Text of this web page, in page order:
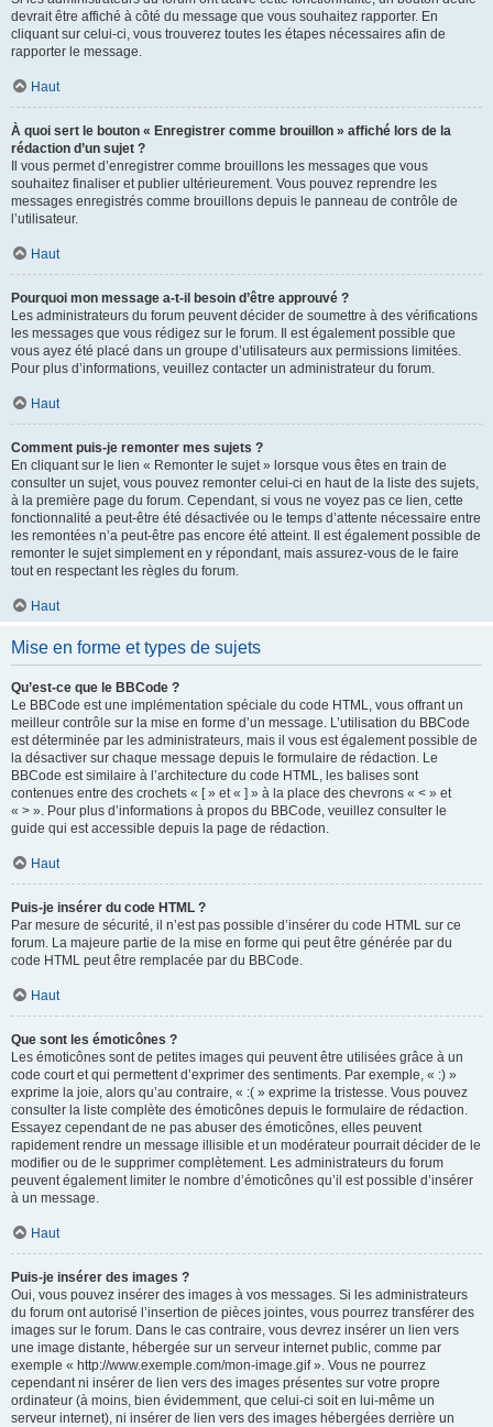
devrait être affiché à côté du message que vous souhaitez rapporter. En
cliquant sur celui-ci, vous trouverez toutes les étapes nécessaires afin de
rapporter le message.
Haut
À quoi sert le bouton « Enregistrer comme brouillon » affiché lors de la
rédaction d’un sujet ?
Il vous permet d’enregistrer comme brouillons les messages que vous
souhaitez finaliser et publier ultérieurement. Vous pouvez reprendre les
messages enregistrés comme brouillons depuis le panneau de contrôle de
l’utilisateur.
Haut
Pourquoi mon message a-t-il besoin d’être approuvé ?
Les administrateurs du forum peuvent décider de soumettre à des vérifications
les messages que vous rédigez sur le forum. Il est également possible que
vous ayez été placé dans un groupe d’utilisateurs aux permissions limitées.
Pour plus d’informations, veuillez contacter un administrateur du forum.
Haut
Comment puis-je remonter mes sujets ?
En cliquant sur le lien « Remonter le sujet » lorsque vous êtes en train de
consulter un sujet, vous pouvez remonter celui-ci en haut de la liste des sujets,
à la première page du forum. Cependant, si vous ne voyez pas ce lien, cette
fonctionnalité a peut-être été désactivée ou le temps d’attente nécessaire entre
les remontées n’a peut-être pas encore été atteint. Il est également possible de
remonter le sujet simplement en y répondant, mais assurez-vous de le faire
tout en respectant les règles du forum.
Haut
Mise en forme et types de sujets
Qu’est-ce que le BBCode ?
Le BBCode est une implémentation spéciale du code HTML, vous offrant un
meilleur contrôle sur la mise en forme d’un message. L’utilisation du BBCode
est déterminée par les administrateurs, mais il vous est également possible de
la désactiver sur chaque message depuis le formulaire de rédaction. Le
BBCode est similaire à l’architecture du code HTML, les balises sont
contenues entre des crochets « [ » et « ] » à la place des chevrons « < » et
« > ». Pour plus d’informations à propos du BBCode, veuillez consulter le
guide qui est accessible depuis la page de rédaction.
Haut
Puis-je insérer du code HTML ?
Par mesure de sécurité, il n’est pas possible d’insérer du code HTML sur ce
forum. La majeure partie de la mise en forme qui peut être générée par du
code HTML peut être remplacée par du BBCode.
Haut
Que sont les émoticônes ?
Les émoticônes sont de petites images qui peuvent être utilisées grâce à un
code court et qui permettent d’exprimer des sentiments. Par exemple, « :) »
exprime la joie, alors qu’au contraire, « :( » exprime la tristesse. Vous pouvez
consulter la liste complète des émoticônes depuis le formulaire de rédaction.
Essayez cependant de ne pas abuser des émoticônes, elles peuvent
rapidement rendre un message illisible et un modérateur pourrait décider de le
modifier ou de le supprimer complètement. Les administrateurs du forum
peuvent également limiter le nombre d’émoticônes qu’il est possible d’insérer
à un message.
Haut
Puis-je insérer des images ?
Oui, vous pouvez insérer des images à vos messages. Si les administrateurs
du forum ont autorisé l’insertion de pièces jointes, vous pourrez transférer des
images sur le forum. Dans le cas contraire, vous devrez insérer un lien vers
une image distante, hébergée sur un serveur internet public, comme par
exemple « http://www.exemple.com/mon-image.gif ». Vous ne pourrez
cependant ni insérer de lien vers des images présentes sur votre propre
ordinateur (à moins, bien évidemment, que celui-ci soit en lui-même un
serveur internet), ni insérer de lien vers des images hébergées derrière un